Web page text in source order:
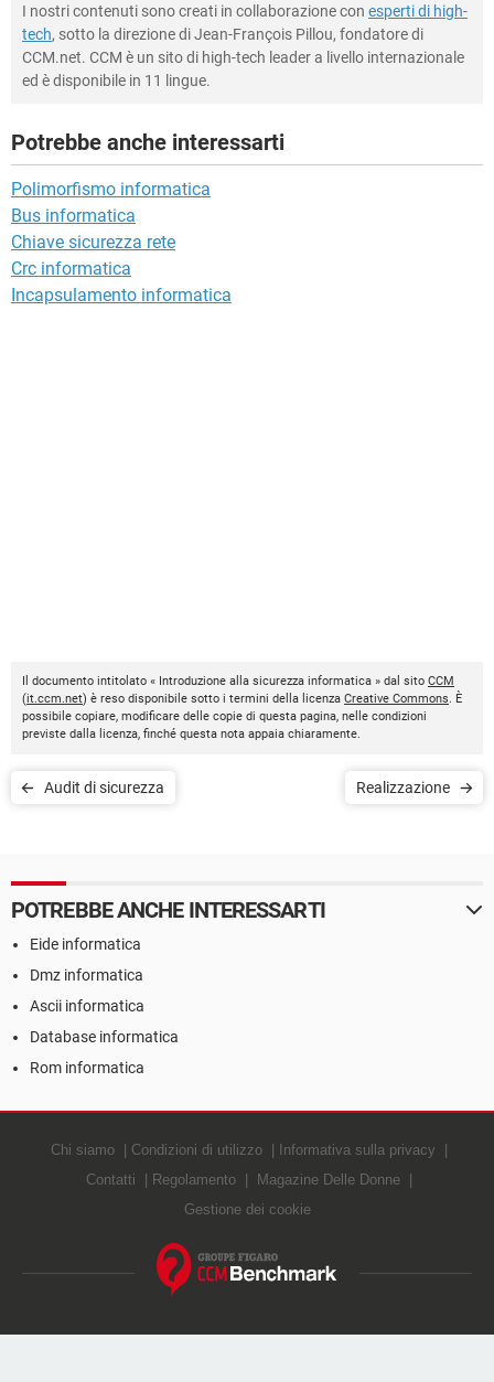
I nostri contenuti sono creati in collaborazione con esperti di high-
tech, sotto la direzione di Jean-François Pillou, fondatore di
CCM.net. CCM è un sito di high-tech leader a livello internazionale
ed è disponibile in 11 lingue.
Potrebbe anche interessarti
Polimorfismo informatica
Bus informatica
Chiave sicurezza rete
Crc informatica
Incapsulamento informatica
Il documento intitolato « Introduzione alla sicurezza informatica » dal sito CCM
(it.ccm.net) è reso disponibile sotto i termini della licenza Creative Commons. È
possibile copiare, modificare delle copie di questa pagina, nelle condizioni
previste dalla licenza, finché questa nota appaia chiaramente.
Audit di sicurezza Realizzazione
POTREBBE ANCHE INTERESSARTI
Eide informatica
Dmz informatica
Ascii informatica
Database informatica
Rom informatica
Chi siamo Condizioni di utilizzo
Informativa sulla privacy
Contatti
Regolamento
Magazine Delle Donne
Gestione dei cookie